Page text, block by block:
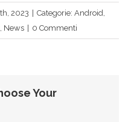
2023 Categorie: Android,
, News 0 Commenti
Your